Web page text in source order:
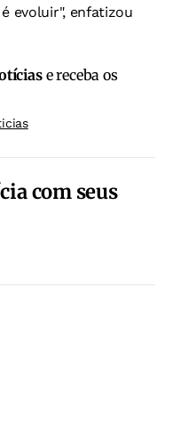
evoluir", enfatizou
e receba os
com seus